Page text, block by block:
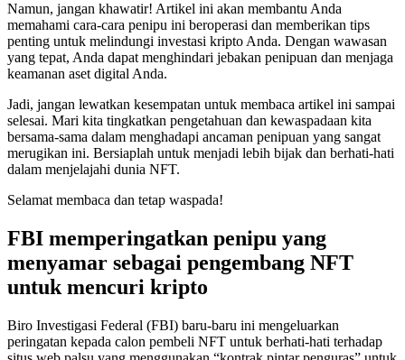
Namun, jangan khawatir! Artikel ini akan membantu Anda
memahami cara-cara penipu ini beroperasi dan memberikan tips
penting untuk melindungi investasi kripto Anda. Dengan wawasan
yang tepat, Anda dapat menghindari jebakan penipuan dan menjaga
keamanan aset digital Anda.
Jadi, jangan lewatkan kesempatan untuk membaca artikel ini sampai
selesai. Mari kita tingkatkan pengetahuan dan kewaspadaan kita
bersama-sama dalam menghadapi ancaman penipuan yang sangat
merugikan ini. Bersiaplah untuk menjadi lebih bijak dan berhati-hati
dalam menjelajahi dunia NFT.
Selamat membaca dan tetap waspada!
FBI memperingatkan penipu yang
menyamar sebagai pengembang NFT
untuk mencuri kripto
Biro Investigasi Federal (FBI) baru-baru ini mengeluarkan
peringatan kepada calon pembeli NFT untuk berhati-hati terhadap